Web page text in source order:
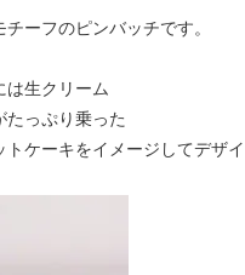
ーフのピンバッチです。
は生クリーム
たっぷり乗った
ケーキをイメージしてデザイ